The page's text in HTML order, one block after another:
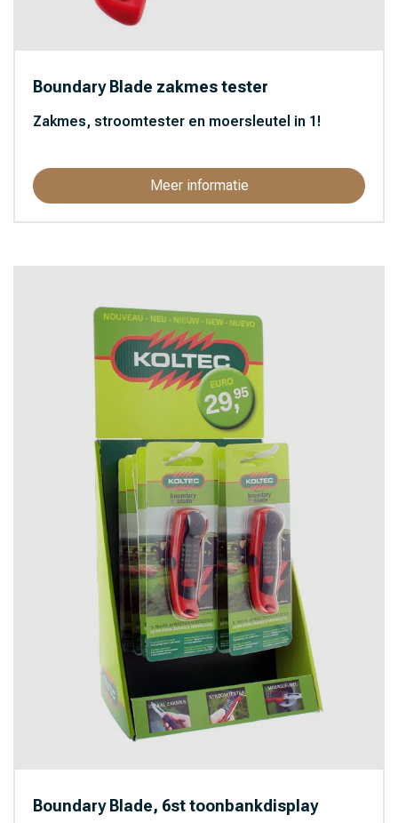
Boundary Blade zakmes tester
Zakmes, stroomtester en moersleutel in 1!
Meer informatie
Boundary Blade, 6st toonbankdisplay